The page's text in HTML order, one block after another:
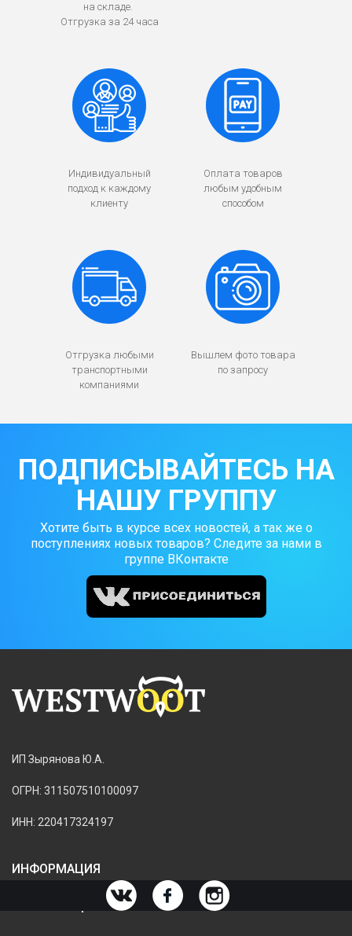
на складе.
Отгрузка за 24 часа
Индивидуальный
подход к каждому
клиенту
Оплата товаров
любым удобным
способом
Отгрузка любыми
транспортными
компаниями
Вышлем фото товара
по запросу
ПОДПИСЫВАЙТЕСЬ НА
НАШУ ГРУППУ
Хотите быть в курсе всех новостей, а так же о
поступлениях новых товаров? Следите за нами в
группе ВКонтакте
ИП Зырянова Ю.А.
ОГРН: 311507510100097
ИНН: 220417324197
ИНФОРМАЦИЯ
ИНФОРМАЦИЯ О МАГАЗИНЕ